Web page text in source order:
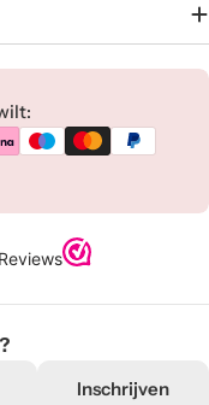
Inschrijven